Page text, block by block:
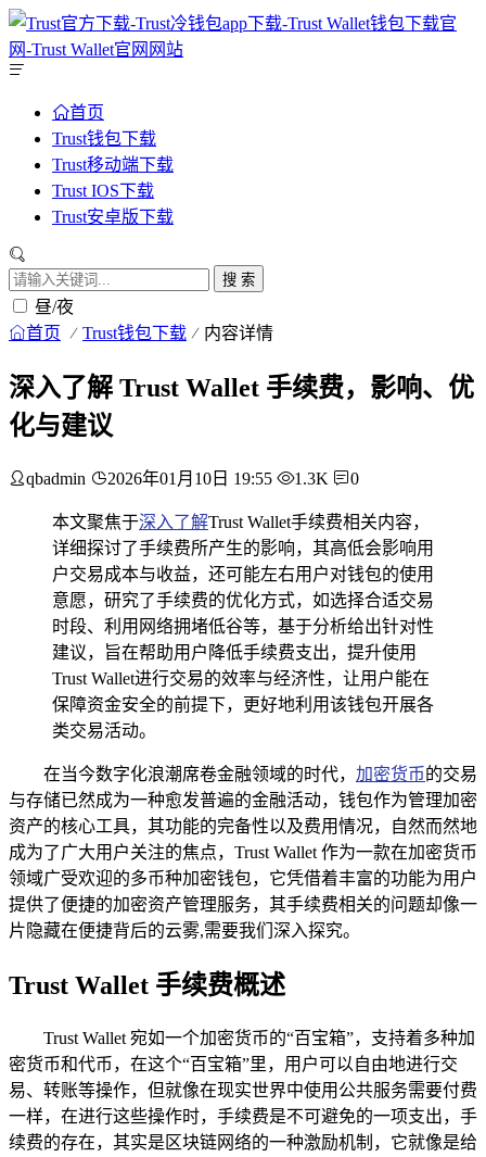
首页
Trust钱包下载
Trust移动端下载
Trust IOS下载
Trust安卓版下载
搜 索
昼/夜
首页 Trust钱包下载 内容详情
深入了解 Trust Wallet 手续费，影响、优
化与建议
qbadmin 2026年01月10日 19:55 1.3K 0
本文聚焦于深入了解Trust Wallet手续费相关内容，
详细探讨了手续费所产生的影响，其高低会影响用
户交易成本与收益，还可能左右用户对钱包的使用
意愿，研究了手续费的优化方式，如选择合适交易
时段、利用网络拥堵低谷等，基于分析给出针对性
建议，旨在帮助用户降低手续费支出，提升使用
Trust Wallet进行交易的效率与经济性，让用户能在
保障资金安全的前提下，更好地利用该钱包开展各
类交易活动。
在当今数字化浪潮席卷金融领域的时代， 加密货币的交易
与存储已然成为一种愈发普遍的金融活动，钱包作为管理加密
资产的核心工具，其功能的完备性以及费用情况，自然而然地
成为了广大用户关注的焦点，Trust Wallet 作为一款在加密货币
领域广受欢迎的多币种加密钱包，它凭借着丰富的功能为用户
提供了便捷的加密资产管理服务，其手续费相关的问题却像一
片隐藏在便捷背后的云雾,需要我们深入探究。
Trust Wallet 手续费概述
Trust Wallet 宛如一个加密货币的“百宝箱”，支持着多种加
密货币和代币，在这个“百宝箱”里，用户可以自由地进行交
易、转账等操作，但就像在现实世界中使用公共服务需要付费
一样，在进行这些操作时，手续费是不可避免的一项支出，手
续费的存在，其实是区块链网络的一种激励机制，它就像是给